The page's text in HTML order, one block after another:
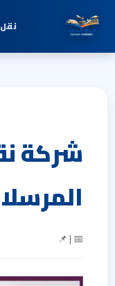
شركة
📅 | 📌